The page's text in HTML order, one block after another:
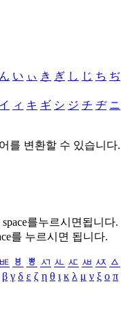
ん い ぃ き ぎ し じ ち ぢ
イ ィ キ ギ シ ジ チ ヂ ニ
를 변환할 수 있습니다.
를누르시면됩니다.
를 누르시면 됩니다.
ㅷ ㅸ ㅹ ㅺ ㅻ ㅼ ㅽ ㅾ ㅿ
β γ δ ε ζ η θ ι κ λ μ ν ξ ο π